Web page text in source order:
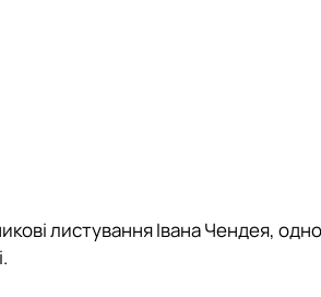
листування Івана Чендея,